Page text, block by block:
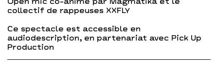
collectif de rappeuses XXFLY
Ce spectacle est accessible en
audiodescription, en partenariat avec Pick Up
Production